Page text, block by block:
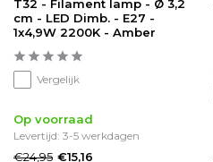
T32 - Filament lamp - Ø 3,2
cm - LED Dimb. - E27 -
1x4,9W 2200K - Amber
Vergelijk
Op voorraad
Levertijd: 3-5 werkdagen
€24,95 €15,16